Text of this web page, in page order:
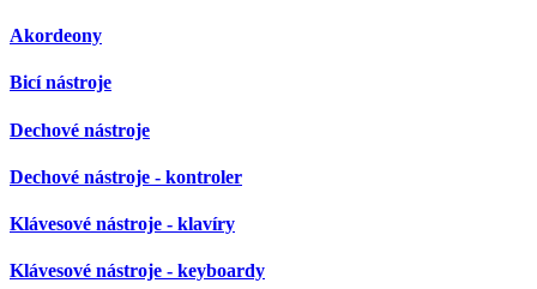
Akordeony
Bicí nástroje
Dechové nástroje
Dechové nástroje - kontroler
Klávesové nástroje - klavíry
Klávesové nástroje - keyboardy